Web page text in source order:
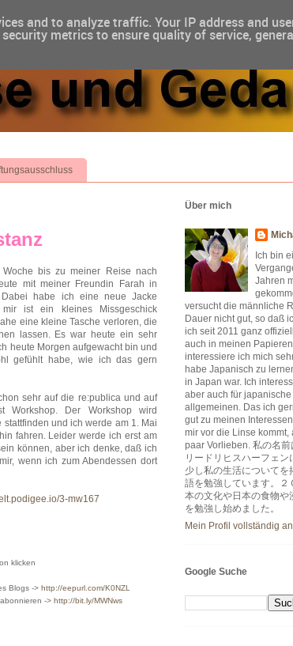
bis zu meiner Reise nach
mit meiner Freundin Farah in
Dabei habe ich eine neue Jacke
ist ein kleines Missgeschick
eine kleine Tasche verloren, die
lassen. Es war heute ein sehr
heute Morgen aufgewacht bin und
gefühlt habe, wie ich das gern
sehr auf die re:publica und auf
Workshop. Der Workshop wird
und ich werde am 1. Mai
fahren. Leider werde ich erst am
können, aber ich denke, daß ich
wenn ich zum Abendessen dort
3-mw167
klicken
Blogs -> http://eepurl.com/K0NZL
-> http://bit.ly/MWNws
Über mich
Ich bin
Jahren
versucht die männliche
Dauer nicht gut, so daß
ich seit 2011 ganz
auch in meinen
interessiere ich mich
habe Japanisch zu
in Japan war. Ich
aber auch für
allgemeinen. Das ich
gut zu meinen
mir vor die Linse
paar Vorlieben. 私の名
リードリヒスハーフェ
少し私の生活について
語を勉強しています。２
本の文化や日本の食物
を勉強し始めました。
Mein Profil vollständig
Google Suche
and to analyze traffic. Your IP address and
metrics to ensure quality of service,